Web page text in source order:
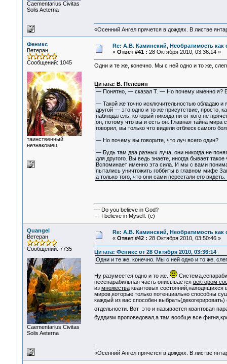
Сaementarius Civitas
Solis Aeterna
«Осенний Ангел прячется в дождях. В листве
Феникс
Ветеран
Сообщений: 1045
таинственный
незнакомец
Re: А.В. Каминский, Необратимость как
« Ответ #41 : 28 Октября 2010, 03:36:14 »
Одни и те же, конечно. Мы с ней одно и то же,
Цитата: В. Пелевин
— Понятно, — сказал Т. — Но почему именно я?
— Такой же точно исключительностью обладаю и
другой — это одно и то же присутствие, просто,
наблюдатель, который никогда ни от кого не
он, потому что вы и есть он. Главная тайна мира
говорил, вы только что видели отблеск самого
— Но почему вы говорите, что луч всего один?
— Будь там два разных луча, они никогда не
для другого. Вы ведь знаете, иногда бывает
Вспоминает именно эта сила. И мы с вами
пытались уничтожить гоббиты в главном мифе
а только того, что они сами перестали его видеть.
— Do you believe in God?
— I believe in Myself. (c)
Quangel
Ветеран
Сообщений: 7735
Сaementarius Civitas
Solis Aeterna
Re: А.В. Каминский, Необратимость как
« Ответ #42 : 28 Октября 2010, 03:50:46 »
Цитата: Феникс от 28 Октября 2010, 03:36:14
Одни и те же, конечно. Мы с ней одно и то же,
Ну разумеется одно и то же.
несепарабильная часть описывается вектором
из множестваквантовых состояний,находящихся
миров,которые только потенциально способны
каждый из вас способен
отдельности. Вот это и называется квантовая
буддизм проповедовал,а там вообще все
«Осенний Ангел прячется в дождях. В листве